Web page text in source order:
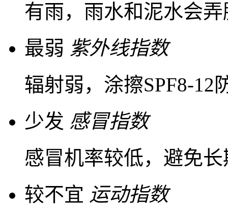
有雨，雨水和泥水会
最弱 紫外线指数
辐射弱，涂擦SPF8-12
少发 感冒指数
感冒机率较低，避免
较不宜 运动指数